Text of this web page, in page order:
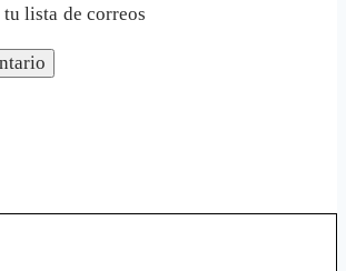
tu lista de correos